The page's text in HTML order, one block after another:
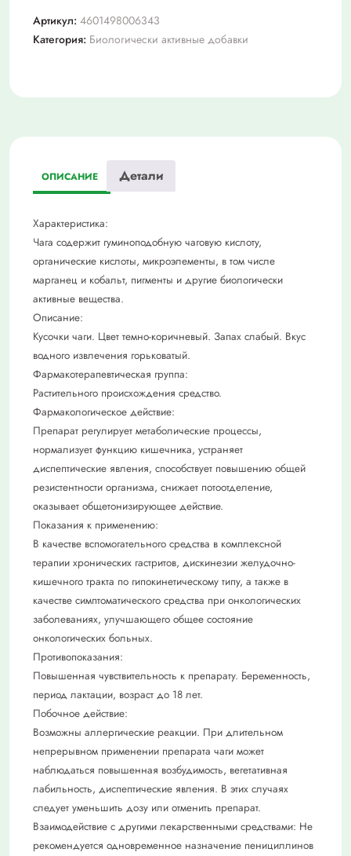
пачка
50г
Артикул: 4601498006343
Категория: Биологически активные добавки
ОПИСАНИЕ Детали
Характеристика:
Чага содержит гуминоподобную чаговую кислоту,
органические кислоты, микроэлементы, в том числе
марганец и кобальт, пигменты и другие биологически
активные вещества.
Описание:
Кусочки чаги. Цвет темно-коричневый. Запах слабый. Вкус
водного извлечения горьковатый.
Фармакотерапевтическая группа:
Растительного происхождения средство.
Фармакологическое действие:
Препарат регулирует метаболические процессы,
нормализует функцию кишечника, устраняет
диспептические явления, способствует повышению общей
резистентности организма, снижает потоотделение,
оказывает общетонизирующее действие.
Показания к применению:
В качестве вспомогательного средства в комплексной
терапии хронических гастритов, дискинезии желудочно-
кишечного тракта по гипокинетическому типу, а также в
качестве симптоматического средства при онкологических
заболеваниях, улучшающего общее состояние
онкологических больных.
Противопоказания:
Повышенная чувствительность к препарату. Беременность,
период лактации, возраст до 18 лет.
Побочное действие:
Возможны аллергические реакции. При длительном
непрерывном применении препарата чаги может
наблюдаться повышенная возбудимость, вегетативная
лабильность, диспептические явления. В этих случаях
следует уменьшить дозу или отменить препарат.
Взаимодействие с другими лекарственными средствами: Не
рекомендуется одновременное назначение пенициллинов